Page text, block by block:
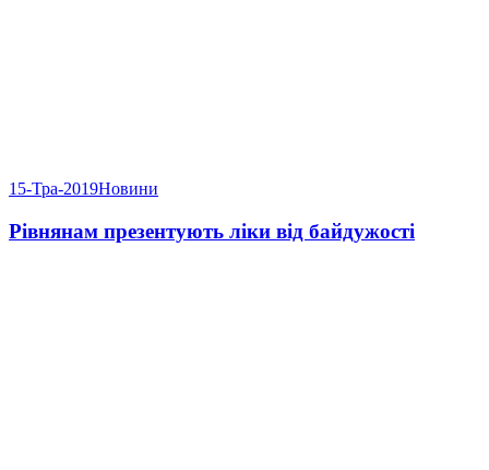
15-Тра-2019Новини
Рівнянам презентують ліки від байдужості